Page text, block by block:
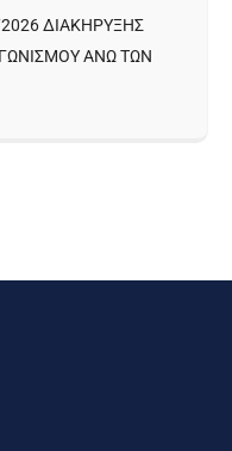
ΔΙΑΚΗΡΥΞΗΣ
ΑΝΩ ΤΩΝ